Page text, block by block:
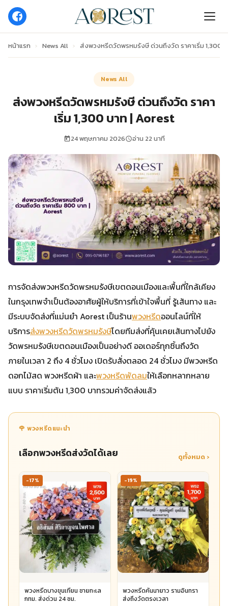
หน้าแรก › News All › ส่งพวงหรีดวัดพรหมรังษี ด่วนถึงวัด ราคาเริ่ม 1,300
News All
ส่งพวงหรีดวัดพรหมรังษี ด่วนถึงวัด ราคา
เริ่ม 1,300 บาท | Aorest
24 พฤษภาคม 2026 อ่าน 22 นาที
การจัดส่งพวงหรีดวัดพรหมรังษีเขตดอนเมืองและพื้นที่ใกล้เคียง
ในกรุงเทพจำเป็นต้องอาศัยผู้ให้บริการที่เข้าใจพื้นที่ รู้เส้นทาง และ
มีระบบจัดส่งที่แม่นยำ Aorest เป็นร้านพวงหรีดออนไลน์ที่ให้
บริการส่งพวงหรีดวัดพรหมรังษีโดยทีมส่งที่คุ้นเคยเส้นทางไปยัง
วัดพรหมรังษีเขตดอนเมืองเป็นอย่างดี ออเดอร์ทุกชิ้นถึงวัด
ภายในเวลา 2 ถึง 4 ชั่วโมง เปิดรับสั่งตลอด 24 ชั่วโมง มีพวงหรีด
ดอกไม้สด พวงหรีดผ้า และพวงหรีดพัดลมให้เลือกหลากหลาย
แบบ ราคาเริ่มต้น 1,300 บาทรวมค่าจัดส่งแล้ว
🌹 พวงหรีดแนะนำ
เลือกพวงหรีดส่งวัดได้เลย ดูทั้งหมด ›
-17%
พวงหรีดบางขุนเทียน ชายทะเล
กทม. ส่งด่วน 24 ชม.
-19%
พวงหรีดคันนายาว รามอินทรา
ส่งถึงวัดตรงเวลา